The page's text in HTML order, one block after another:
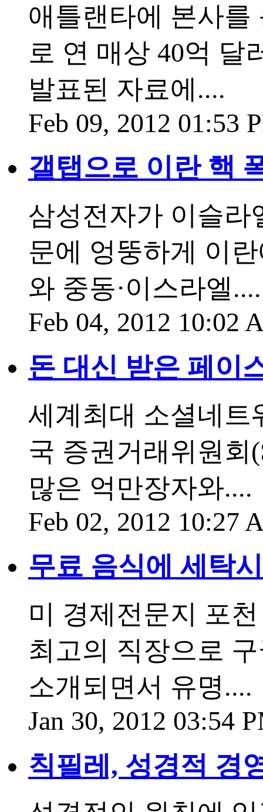
애틀랜타에 본사를
로 연 매상 40억 달
발표된 자료에....
Feb 09, 2012 01:53
갤탭으로 이란 핵
삼성전자가 이슬라
문에 엉뚱하게 이
와 중동·이스라엘....
Feb 04, 2012 10:02
돈 대신 받은 페이
세계최대 소셜네트
국 증권거래위원회
많은 억만장자와....
Feb 02, 2012 10:27
무료 음식에 세탁
미 경제전문지 포
최고의 직장으로
소개되면서 유명....
Jan 30, 2012 03:54
칙필레, 성경적 경